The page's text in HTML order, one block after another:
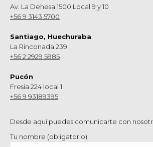
Av. La Dehesa 1500 Local 9 y 10
+56 9 3143 5700
Santiago, Huechuraba
La Rinconada 239
+56 2 2929 5985
Pucón
Fresia 224 local 1
+56 9 93189395
Desde aquí puedes comunicarte con
Tu nombre (obligatorio)